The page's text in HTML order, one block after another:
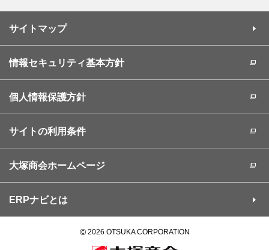
サイトマップ
情報セキュリティ基本方針
個人情報保護方針
サイトの利用条件
大塚商会ホームページ
ERPナビとは
©2026 OTSUKA CORPORATION